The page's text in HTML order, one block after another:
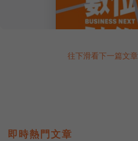
往下滑看下一篇文章
即時熱門文章